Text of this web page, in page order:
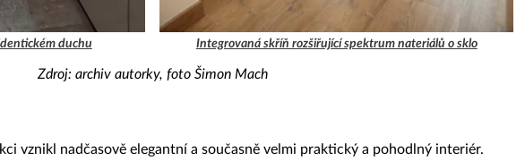
duchu Integrovaná skříň rozšiřující spektrum nateriálů o sklo
Zdroj: archiv autorky, foto Šimon Mach
vznikl nadčasově elegantní a současně velmi praktický a pohodlný interiér.